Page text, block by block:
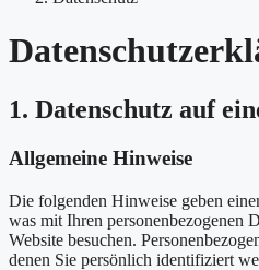
1. Datenschutz auf
Allgemeine Hinweise
Die folgenden Hinweise geben
was mit Ihren personenbezogenen
Website besuchen.
denen Sie persönlich identifiziert